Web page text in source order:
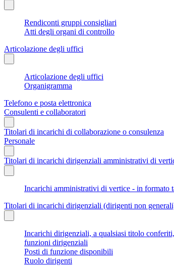
Rendiconti gruppi consigliari
Atti degli organi di controllo
Articolazione degli uffici
Articolazione degli uffici
Organigramma
Telefono e posta elettronica
Consulenti e collaboratori
Titolari di incarichi di collaborazione o consulenza
Personale
Titolari di incarichi dirigenziali amministrativi di
Incarichi amministrativi di vertice - in formato
Titolari di incarichi dirigenziali (dirigenti non
Incarichi dirigenziali, a qualsiasi titolo
funzioni dirigenziali
Posti di funzione disponibili
Ruolo dirigenti